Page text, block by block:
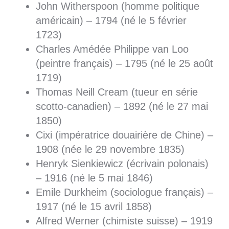
John Witherspoon (homme politique
américain) – 1794 (né le 5 février
1723)
Charles Amédée Philippe van Loo
(peintre français) – 1795 (né le 25 août
1719)
Thomas Neill Cream (tueur en série
scotto-canadien) – 1892 (né le 27 mai
1850)
Cixi (impératrice douairière de Chine) –
1908 (née le 29 novembre 1835)
Henryk Sienkiewicz (écrivain polonais)
– 1916 (né le 5 mai 1846)
Emile Durkheim (sociologue français) –
1917 (né le 15 avril 1858)
Alfred Werner (chimiste suisse) – 1919